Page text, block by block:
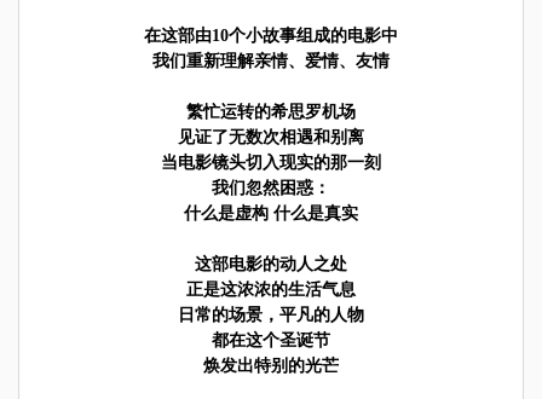
在这部由10个小故事组成的电影中
我们重新理解亲情、爱情、友情
繁忙运转的希思罗机场
见证了无数次相遇和别离
当电影镜头切入现实的那一刻
我们忽然困惑：
什么是虚构 什么是真实
这部电影的动人之处
正是这浓浓的生活气息
日常的场景，平凡的人物
都在这个圣诞节
焕发出特别的光芒